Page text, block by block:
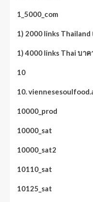
1_5000_com
1) 2000 links Thailand
1) 4000 links Thai บาค
10
10.
10000_prod
10000_sat
10000_sat2
10110_sat
10125_sat